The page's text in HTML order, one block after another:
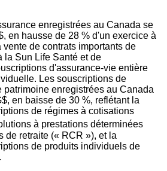
enregistrées au Canada se
en hausse de 28 % d'un exercice à
vente de contrats importants de
la Sun Life Santé et de
d'assurance-vie entière
Les souscriptions de
patrimoine enregistrées au Canada
en baisse de 30 %, reflétant la
de régimes à cotisations
à prestations déterminées
de retraite (« RCR »), et la
de produits individuels de